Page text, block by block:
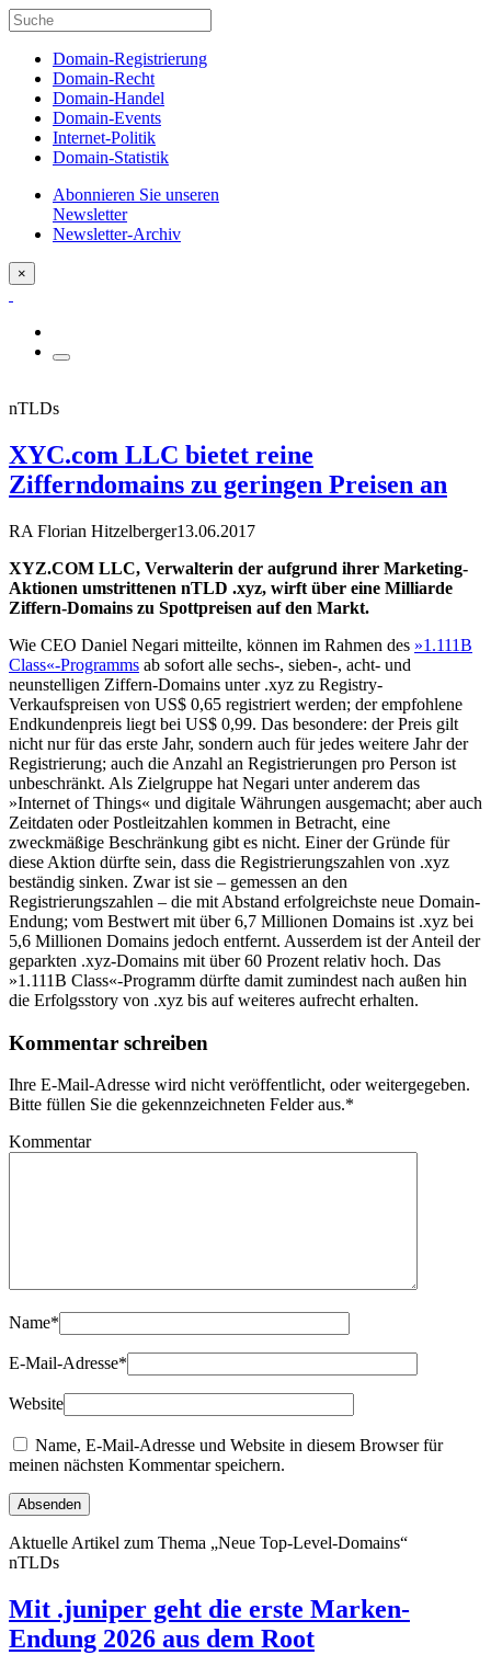
Domain-Registrierung
Domain-Recht
Domain-Handel
Domain-Events
Internet-Politik
Domain-Statistik
Abonnieren Sie unseren
Newsletter
Newsletter-Archiv
×
nTLDs
XYC.com LLC bietet reine
Zifferndomains zu geringen Preisen an
RA Florian Hitzelberger13.06.2017
XYZ.COM LLC, Verwalterin der aufgrund ihrer Marketing-
Aktionen umstrittenen nTLD .xyz, wirft über eine Milliarde
Ziffern-Domains zu Spottpreisen auf den Markt.
Wie CEO Daniel Negari mitteilte, können im Rahmen des »1.111B
Class«-Programms ab sofort alle sechs-, sieben-, acht- und
neunstelligen Ziffern-Domains unter .xyz zu Registry-
Verkaufspreisen von US$ 0,65 registriert werden; der empfohlene
Endkundenpreis liegt bei US$ 0,99. Das besondere: der Preis gilt
nicht nur für das erste Jahr, sondern auch für jedes weitere Jahr der
Registrierung; auch die Anzahl an Registrierungen pro Person ist
unbeschränkt. Als Zielgruppe hat Negari unter anderem das
»Internet of Things« und digitale Währungen ausgemacht; aber auch
Zeitdaten oder Postleitzahlen kommen in Betracht, eine
zweckmäßige Beschränkung gibt es nicht. Einer der Gründe für
diese Aktion dürfte sein, dass die Registrierungszahlen von .xyz
beständig sinken. Zwar ist sie – gemessen an den
Registrierungszahlen – die mit Abstand erfolgreichste neue Domain-
Endung; vom Bestwert mit über 6,7 Millionen Domains ist .xyz bei
5,6 Millionen Domains jedoch entfernt. Ausserdem ist der Anteil der
geparkten .xyz-Domains mit über 60 Prozent relativ hoch. Das
»1.111B Class«-Programm dürfte damit zumindest nach außen hin
die Erfolgsstory von .xyz bis auf weiteres aufrecht erhalten.
Kommentar schreiben
Ihre E-Mail-Adresse wird nicht veröffentlicht, oder weitergegeben.
Bitte füllen Sie die gekennzeichneten Felder aus.*
Kommentar
Name*
E-Mail-Adresse*
Website
Name, E-Mail-Adresse und Website in diesem Browser für
meinen nächsten Kommentar speichern.
Aktuelle Artikel zum Thema „Neue Top-Level-Domains“
nTLDs
Mit .juniper geht die erste Marken-
Endung 2026 aus dem Root